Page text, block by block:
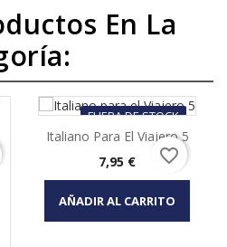
En La
FUERA DE STOCK
Italiano Para El Viajero 5
Precio
7,95 €
AÑADIR AL CARRITO
favorite_border